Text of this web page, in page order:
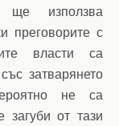
ще използва
преговорите с
власти са
затварянето
не са
загуби от тази